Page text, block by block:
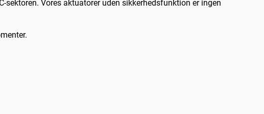
Vores aktuatorer uden sikkerhedsfunktion er ingen